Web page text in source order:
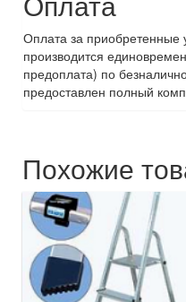
Оплата за приобретенные
производится
предоплата) по
предоставлен полный
Похожие